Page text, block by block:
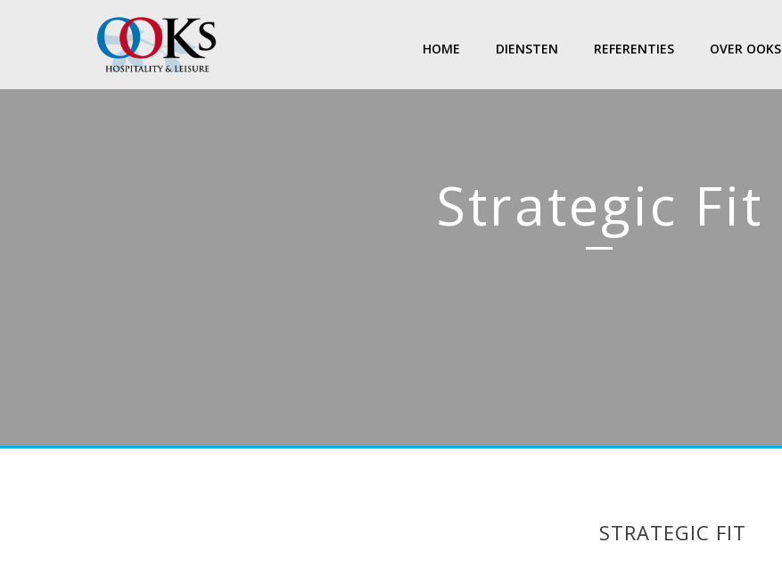
HOME DIENSTEN REFERENTIES OVER OOKS
Strategic Fit
STRATEGIC FIT